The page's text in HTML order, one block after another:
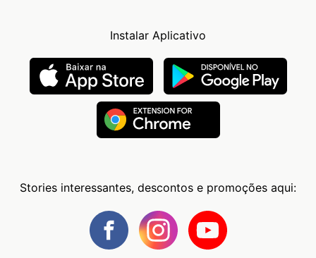
Instalar Aplicativo
Stories interessantes, descontos e promoções aqui: